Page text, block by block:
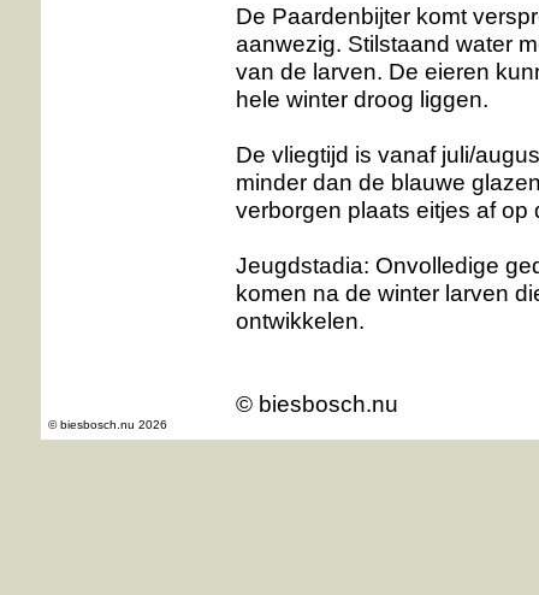
De Paardenbijter komt
aanwezig. Stilstaand water
van de larven. De eieren
hele winter droog liggen.
De vliegtijd is vanaf juli/
minder dan de blauwe
verborgen plaats eitjes af op
Jeugdstadia: Onvolledige
komen na de winter larven
ontwikkelen.
© biesbosch.nu
© biesbosch.nu 2026